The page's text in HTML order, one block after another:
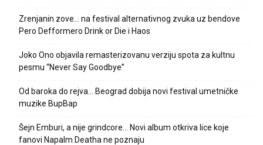
Zrenjanin zove… na festival alternativnog zvuka uz bendove
Pero Defformero Drink or Die i Haos
Joko Ono objavila remasterizovanu verziju spota za kultnu
pesmu “Never Say Goodbye”
Od baroka do rejva… Beograd dobija novi festival umetničke
muzike BupBap
Šejn Emburi, a nije grindcore… Novi album otkriva lice koje
fanovi Napalm Deatha ne poznaju